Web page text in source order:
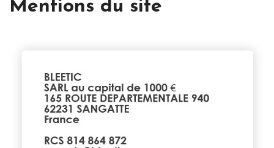
Mentions du site